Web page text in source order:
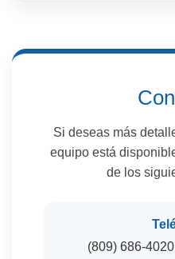
Si deseas más
equipo está
de los
(809) 686-